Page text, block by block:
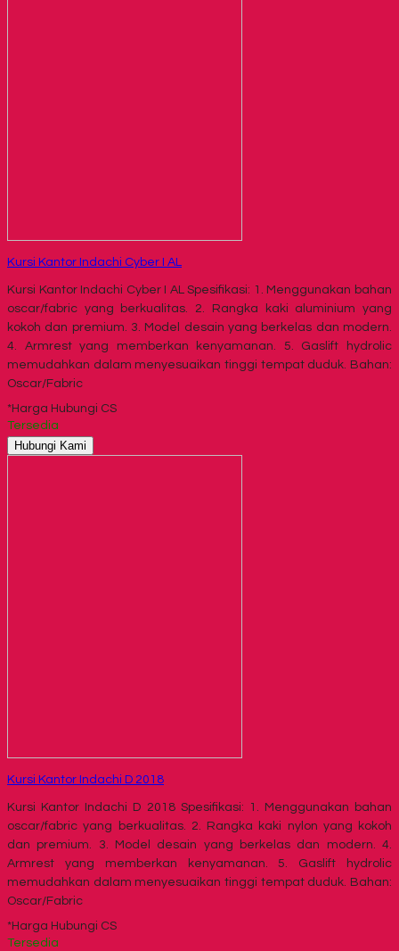
Kursi Kantor Indachi Cyber I AL
Kursi Kantor Indachi Cyber I AL Spesifikasi: 1. Menggunakan bahan
oscar/fabric yang berkualitas. 2. Rangka kaki aluminium yang
kokoh dan premium. 3. Model desain yang berkelas dan modern.
4. Armrest yang memberkan kenyamanan. 5. Gaslift hydrolic
memudahkan dalam menyesuaikan tinggi tempat duduk. Bahan:
Oscar/Fabric
*Harga Hubungi CS
Tersedia
Hubungi Kami
Kursi Kantor Indachi D 2018
Kursi Kantor Indachi D 2018 Spesifikasi: 1. Menggunakan bahan
oscar/fabric yang berkualitas. 2. Rangka kaki nylon yang kokoh
dan premium. 3. Model desain yang berkelas dan modern. 4.
Armrest yang memberkan kenyamanan. 5. Gaslift hydrolic
memudahkan dalam menyesuaikan tinggi tempat duduk. Bahan:
Oscar/Fabric
*Harga Hubungi CS
Tersedia